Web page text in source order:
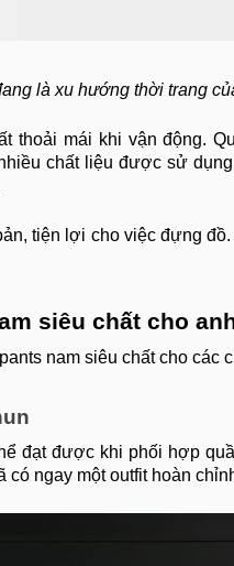
là xu hướng thời trang
thoải mái khi vận động.
chất liệu được sử
tiện lợi cho việc đựng
siêu chất cho
nam siêu chất cho các
đạt được khi phối hợp
ngay một outfit hoàn